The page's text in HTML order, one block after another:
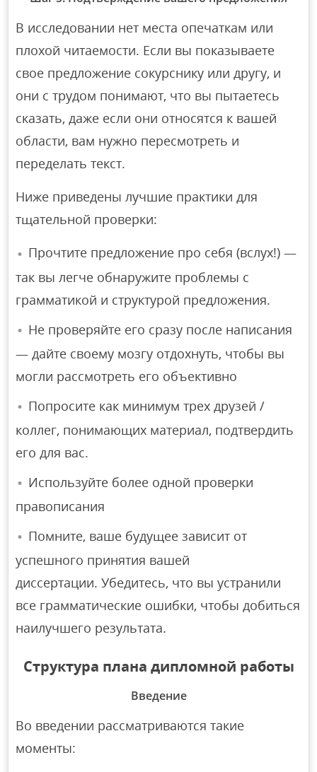
В исследовании нет места опечаткам или
плохой читаемости. Если вы показываете
свое предложение сокурснику или другу, и
они с трудом понимают, что вы пытаетесь
сказать, даже если они относятся к вашей
области, вам нужно пересмотреть и
переделать текст.
Ниже приведены лучшие практики для
тщательной проверки:
Прочтите предложение про себя (вслух!) —
так вы легче обнаружите проблемы с
грамматикой и структурой предложения.
Не проверяйте его сразу после написания
— дайте своему мозгу отдохнуть, чтобы вы
могли рассмотреть его объективно
Попросите как минимум трех друзей /
коллег, понимающих материал, подтвердить
его для вас.
Используйте более одной проверки
правописания
Помните, ваше будущее зависит от
успешного принятия вашей
диссертации. Убедитесь, что вы устранили
все грамматические ошибки, чтобы добиться
наилучшего результата.
Структура плана дипломной работы
Введение
Во введении рассматриваются такие
моменты: